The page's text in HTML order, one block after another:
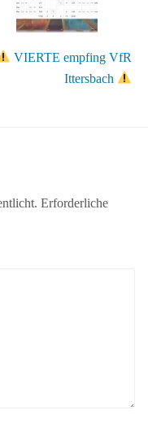
VIERTE empfing VfR
Ittersbach
Erforderliche